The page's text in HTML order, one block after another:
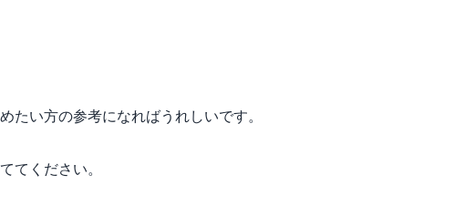
たい方の参考になればうれしいです。
てください。